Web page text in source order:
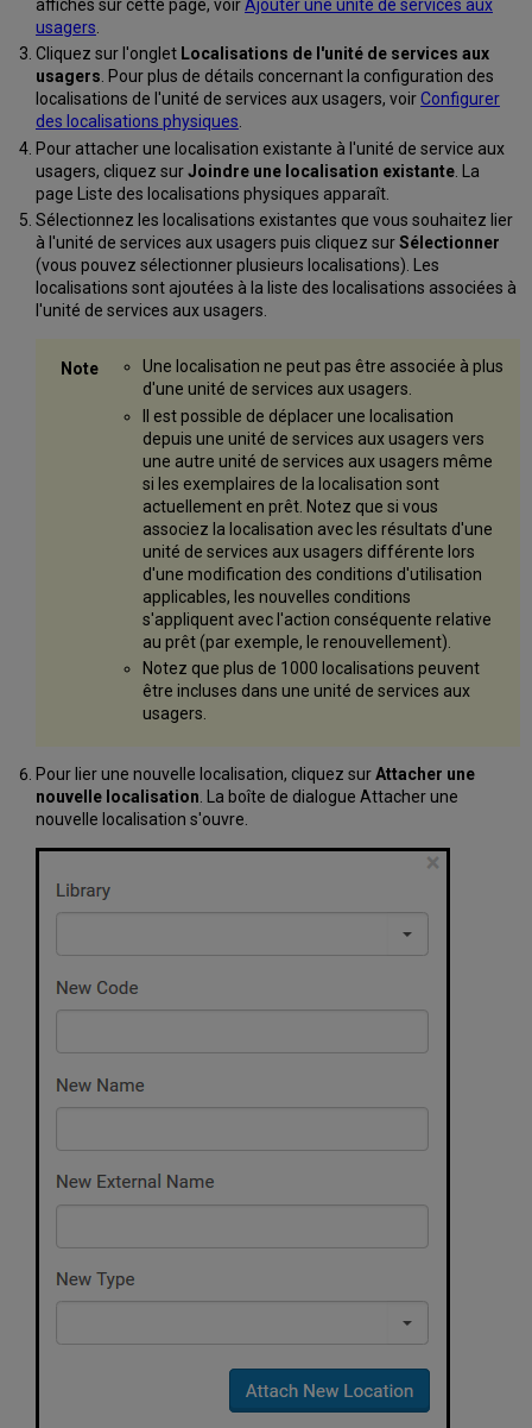
affichés sur cette page, voirAjouter une unité de services aux
usagers
Cliquez sur l'onglet Localisations de l'unité de services aux
usagers. Pour plus de détails concernant la configuration des
localisations de l'unité de services aux usagers, voirConfigurer
des localisations physiques.
Pour attacher une localisation existante à l'unité de service aux
usagers, cliquez surJoindre une localisation existante. La
page Liste des localisations physiques apparaît.
Sélectionnez les localisations existantes que vous souhaitez lier
à l'unité de services aux usagers puis cliquez surSélectionner
(vous pouvez sélectionner plusieurs localisations). Les
localisations sont ajoutées à la liste des localisations associées à
l'unité de services aux usagers.
Une localisation ne peut pas être associée à plus
d'une unité de services aux usagers.
Il est possible de déplacer une localisation
depuis une unité de services aux usagers vers
une autre unité de services aux usagers même
si les exemplaires de la localisation sont
actuellement en prêt. Notez que si vous
associez la localisation avec les résultats d'une
unité de services aux usagers différente lors
d'une modification des conditions d'utilisation
applicables, les nouvelles conditions
s'appliquent avec l'action conséquente relative
au prêt (par exemple, le renouvellement).
Notez que plus de 1000 localisations peuvent
être incluses dans une unité de services aux
usagers.
Pour lier une nouvelle localisation, cliquez surAttacher une
nouvelle localisation . La boîte de dialogue Attacher une
nouvelle localisation s'ouvre.